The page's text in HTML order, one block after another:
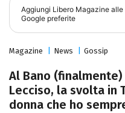
Aggiungi Libero Magazine alle
Google preferite
Magazine News Gossip
Al Bano
Lecciso, la svolta in
donna che ho